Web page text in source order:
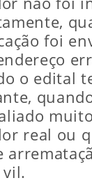
foi
o edital
real ou
vil.